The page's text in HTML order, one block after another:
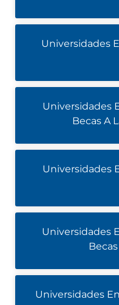
Universidades
Universidades
Becas A
Universidades
Universidades
Universidades